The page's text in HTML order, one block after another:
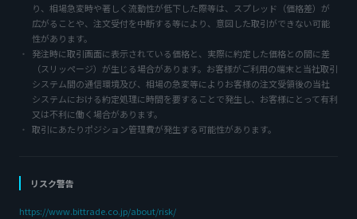
り、相場急変時や著しく流動性が低下した際等は、スプレッド（価格差）が
広がることや、注文受付を中断する等により、意図した取引ができない可能
性があります。
発注時に取引画面に表示されている価格と、実際に約定した価格との間に差
（スリッページ）が生じる場合があります。お客様がご利用の端末と当社取引
システム間の通信環境及び、相場の急変等によりお客様の注文受領後の当社
システムにおける約定処理に時間を要することで発生し、お客様にとって有利
又は不利に働く場合があります。
取引にあたりポジション管理費が発生する可能性があります。
リスク警告
https://www.bittrade.co.jp/about/risk/